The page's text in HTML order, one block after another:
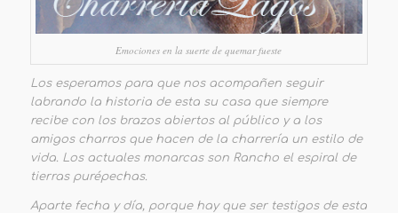
Emociones en la suerte de quemar fueste
Los esperamos para que nos acompañen seguir
labrando la historia de esta su casa que siempre
recibe con los brazos abiertos al público y a los
amigos charros que hacen de la charrería un estilo de
vida. Los actuales monarcas son Rancho el espiral de
tierras purépechas.
Aparte fecha y día, porque hay que ser testigos de esta